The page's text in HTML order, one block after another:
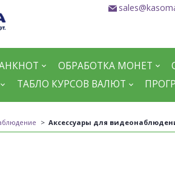
ОБРАБОТКА МОНЕТ
ТАБЛО КУРСОВ ВАЛЮТ
Аксессуары для